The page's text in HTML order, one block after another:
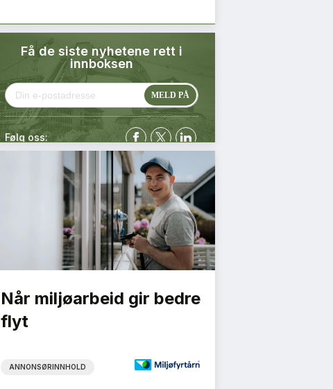
Få de siste nyhetene rett i
innboksen
Følg oss:
Når miljøarbeid gir bedre
flyt
ANNONSØRINNHOLD